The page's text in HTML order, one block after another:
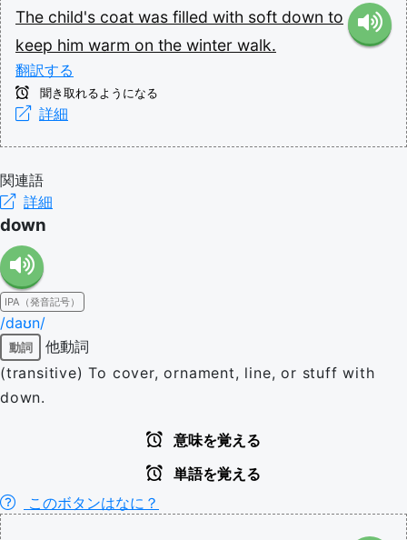
The child's coat was filled with soft down to
keep him warm on the winter walk.
翻訳する
聞き取れるようになる
詳細
関連語
詳細
down
IPA（発音記号）
/daʊn/
動詞
他動詞
(transitive) To cover, ornament, line, or stuff with
down.
意味を覚える
単語を覚える
このボタンはなに？